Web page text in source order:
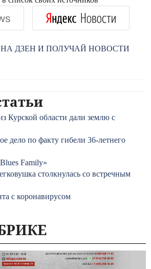
ДЗЕН И ПОЛУЧАЙ НОВОСТИ
Курской области дали землю с
дело по факту гибели 36-летнего
Family»
столкнулась со встречным
с коронавирусом